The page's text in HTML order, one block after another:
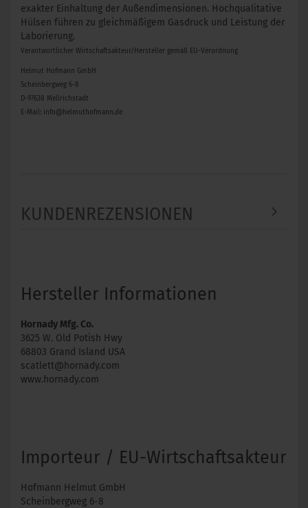
exakter Einhaltung der Außendimensionen. Hochqualitative
Hülsen führen zu gleichmäßigem Gasdruck und Leistung der
Laborierung.
Verantwortlicher Wirtschaftsakteur/Hersteller gemäß EU-Verordnung
Helmut Hofmann GmbH
Scheinbergweg 6-8
D-97638 Mellrichstadt
E-Mail: info@helmuthofmann.de
KUNDENREZENSIONEN
Hersteller Informationen
Hornady Mfg. Co.
3625 W. Old Potish Hwy
68803 Grand Island USA
scatlett@hornady.com
www.hornady.com
Importeur / EU-Wirtschaftsakteur
Hofmann Helmut GmbH
Scheinbergweg 6-8